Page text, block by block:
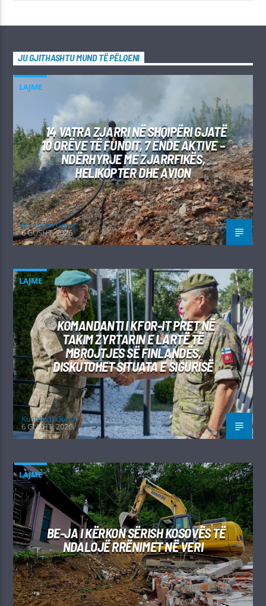
JU GJITHASHTU MUND TË PËLQENI
LAJME
14 VATRA ZJARRI NË SHQIPËRI GJATË
10 ORËVE TË FUNDIT, 7 ENDE AKTIVE –
NDËRHYRJE ME ZJARRFIKËS,
HELIKOPTER DHE AVION
Kushtrim Guraj
6 GUSHT, 2026
LAJME
KOMANDANTI I KFOR-IT PRET NË
TAKIM ZYRTARIN E LARTË TË
MBROJTJES SË FINLANDËS,
DISKUTOHET SITUATA E SIGURISË
Kushtrim Guraj
6 GUSHT, 2026
LAJME
BE-JA I KËRKON SËRISH KOSOVËS TË
NDALOJË RRËNIMET NË VERI